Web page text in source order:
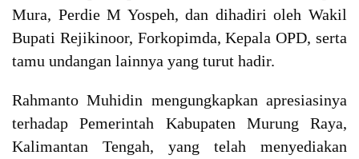
Mura, Perdie M Yospeh, dan dihadiri oleh Wakil
Bupati Rejikinoor, Forkopimda, Kepala OPD, serta
tamu undangan lainnya yang turut hadir.
Rahmanto Muhidin mengungkapkan apresiasinya
terhadap Pemerintah Kabupaten Murung Raya,
Kalimantan Tengah, yang telah menyediakan